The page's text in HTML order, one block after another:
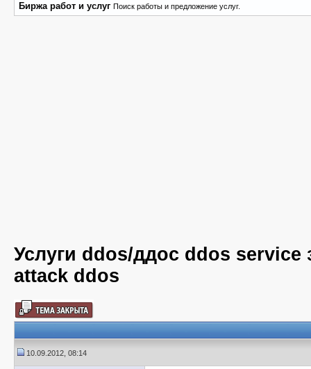
Биржа работ и услуг Поиск работы и предложение услуг.
Услуги ddos/ддос ddos service
attack ddos
10.09.2012, 08:14